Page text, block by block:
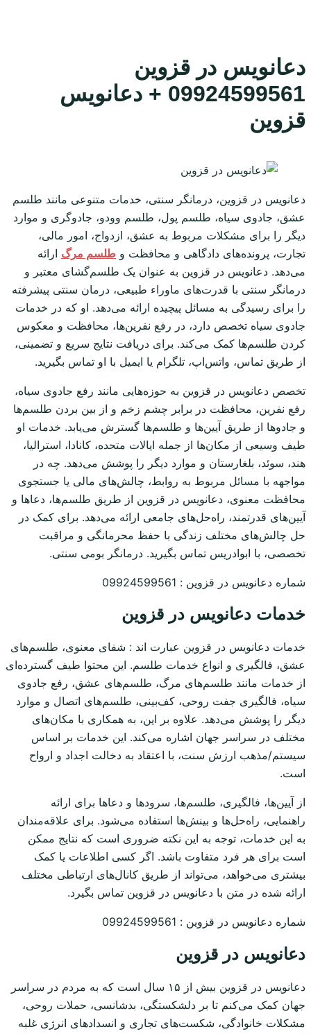
دعانویس در قزوین
09924599561 + دعانویس
قزوین
دعانویس در قزوین، درمانگر سنتی، خدمات متنوعی مانند طلسم
عشق، جادوی سیاه، طلسم پول، طلسم وودو، جادوگری و موارد
دیگر را برای مشکلات مربوط به عشق، ازدواج، امور مالی،
تجارت، پرونده‌های دادگاهی و محافظت و طلسم مرگ ارائه
می‌دهد. دعانویس در قزوین به عنوان یک طلسم‌گشای معتبر و
درمانگر سنتی با قدرت‌های ماوراء طبیعی، درمان سنتی پیشرفته
را برای رسیدگی به مسائل پیچیده ارائه می‌دهد. او که در خدمات
جادوی سیاه تخصص دارد، در رفع نفرین‌ها، محافظت و معکوس
کردن طلسم‌ها کمک می‌کند. برای دریافت نتایج سریع و تضمینی،
از طریق تماس، واتس‌اپ، تلگرام یا ایمیل با او تماس بگیرید.
تخصص دعانویس در قزوین به حوزه‌هایی مانند رفع جادوی سیاه،
رفع نفرین، محافظت در برابر چشم زخم و از بین بردن طلسم‌ها
و جادوها از طریق آیین‌ها و طلسم‌ها گسترش می‌یابد. خدمات او
طیف وسیعی از مکان‌ها از جمله ایالات متحده، کانادا، استرالیا،
هند، سوئد، بلغارستان و موارد دیگر را پوشش می‌دهد. چه در
مواجهه با مسائل مربوط به روابط، چالش‌های مالی یا جستجوی
محافظت معنوی، دعانویس در قزوین از طریق طلسم‌ها، دعاها و
آیین‌های قدرتمند، راه‌حل‌های جامعی ارائه می‌دهد. برای کمک در
حل چالش‌های مختلف زندگی با حفظ محرمانگی و مراقبت
تخصصی، با ابوادریس تماس بگیرید. درمانگر بومی سنتی.
شماره دعانویس در قزوین : 09924599561
خدمات دعانویس در قزوین
خدمات دعانویس در قزوین عبارت اند : شفای معنوی، طلسم‌های
عشق، فالگیری و انواع خدمات طلسم. این محتوا طیف گسترده‌ای
از خدمات مانند طلسم‌های مرگ، طلسم‌های عشق، رفع جادوی
سیاه، فالگیری جفت روحی، کف‌بینی، طلسم‌های اتصال و موارد
دیگر را پوشش می‌دهد. علاوه بر این، به همکاری با مکان‌های
مختلف در سراسر جهان اشاره می‌کند. این خدمات بر اساس
سیستم/مذهب ارزش سنت، با اعتقاد به دخالت اجداد و ارواح
است.
از آیین‌ها، فالگیری، طلسم‌ها، سرودها و دعاها برای ارائه
راهنمایی، راه‌حل‌ها و بینش‌ها استفاده می‌شود. برای علاقه‌مندان
به این خدمات، توجه به این نکته ضروری است که نتایج ممکن
است برای هر فرد متفاوت باشد. اگر کسی اطلاعات یا کمک
بیشتری می‌خواهد، می‌تواند از طریق کانال‌های ارتباطی مختلف
ارائه شده در متن با دعانویس در قزوین تماس بگیرد.
شماره دعانویس در قزوین : 09924599561
دعانویس در قزوین
دعانویس در قزوین بیش از ۱۵ سال است که به مردم در سراسر
جهان کمک می‌کنم تا بر دلشکستگی، بدشانسی، حملات روحی،
مشکلات خانوادگی، شکست‌های تجاری و انسدادهای انرژی غلبه